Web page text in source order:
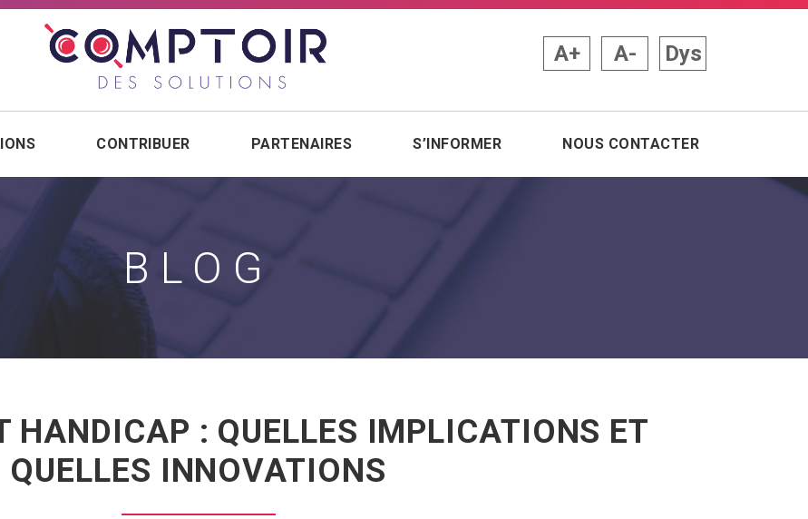
A+ A- Dys
CONTRIBUER PARTENAIRES S’INFORMER NOUS CONTACTER
BLOG
HANDICAP : QUELLES IMPLICATIONS ET
QUELLES INNOVATIONS